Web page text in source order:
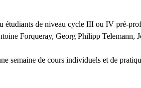
étudiants de niveau cycle III ou IV pré-
Forqueray, Georg Philipp Telemann,
semaine de cours individuels et de